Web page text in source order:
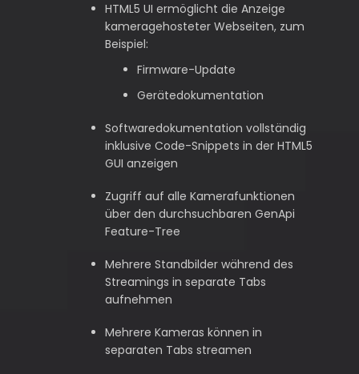
HTML5 UI ermöglicht die Anzeige
kameragehosteter Webseiten, zum
Beispiel:
Firmware-Update
Gerätedokumentation
Softwaredokumentation vollständig
inklusive Code-Snippets in der HTML5
GUI anzeigen
Zugriff auf alle Kamerafunktionen
über den durchsuchbaren GenApi
Feature-Tree
Mehrere Standbilder während des
Streamings in separate Tabs
aufnehmen
Mehrere Kameras können in
separaten Tabs streamen